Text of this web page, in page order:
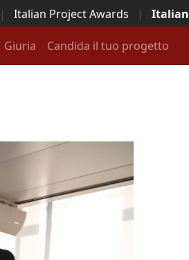
| Italian Project Awards |
Italian
Giuria Candida il tuo progetto